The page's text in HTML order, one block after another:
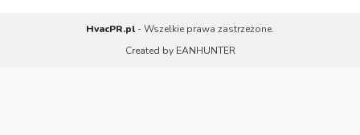
HvacPR.pl- Wszelkie prawa zastrzeżone.
Created by EANHUNTER